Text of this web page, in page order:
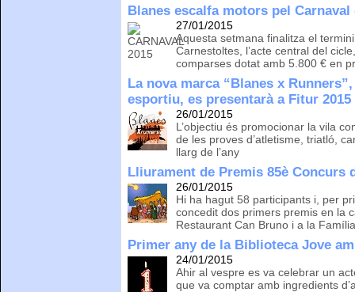
Blanes escalfa motors pel Carnaval
27/01/2015
Aquesta setmana finalitza el
Carnestoltes, l’acte central del
comparses dotat amb 5.800 € en
La nova marca “Blanes x
esportiu, es presentarà a Fitur 2015
26/01/2015
L’objectiu és promocionar la vila
de les proves d’atletisme, triatló,
llarg de l’any
Lliurament de Premis 85è Concurs
26/01/2015
Hi ha hagut 58 participants i, per
concedit dos primers premis en la
Restaurant Can Bruno i a la
Primer any de la Biblioteca Jove
24/01/2015
Ahir al vespre es va celebrar un
que va comptar amb ingredients